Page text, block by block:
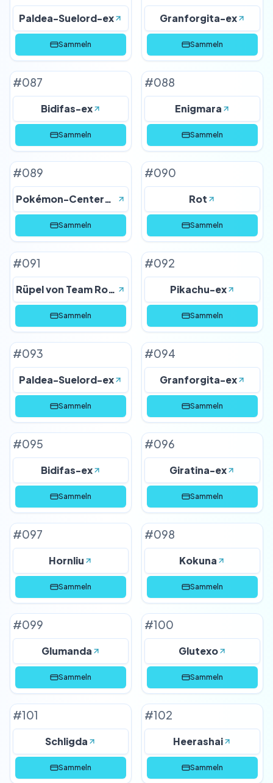
Paldea-Suelord-ex
Sammeln
Granforgita-ex
Sammeln
#087
Bidifas-ex
Sammeln
#088
Enigmara
Sammeln
#089
Pokémon-Center-Dame
Sammeln
#090
Rot
Sammeln
#091
Rüpel von Team Rocket
Sammeln
#092
Pikachu-ex
Sammeln
#093
Paldea-Suelord-ex
Sammeln
#094
Granforgita-ex
Sammeln
#095
Bidifas-ex
Sammeln
#096
Giratina-ex
Sammeln
#097
Hornliu
Sammeln
#098
Kokuna
Sammeln
#099
Glumanda
Sammeln
#100
Glutexo
Sammeln
#101
Schligda
Sammeln
#102
Heerashai
Sammeln